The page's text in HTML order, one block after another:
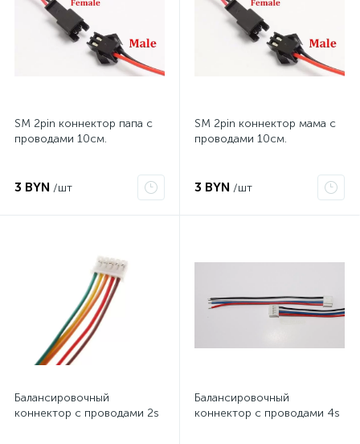
SM 2pin коннектор папа с
проводами 10см.
3 BYN /шт
SM 2pin коннектор мама с
проводами 10см.
3 BYN /шт
Балансировочный
коннектор с проводами 2s
Балансировочный
коннектор с проводами 4s